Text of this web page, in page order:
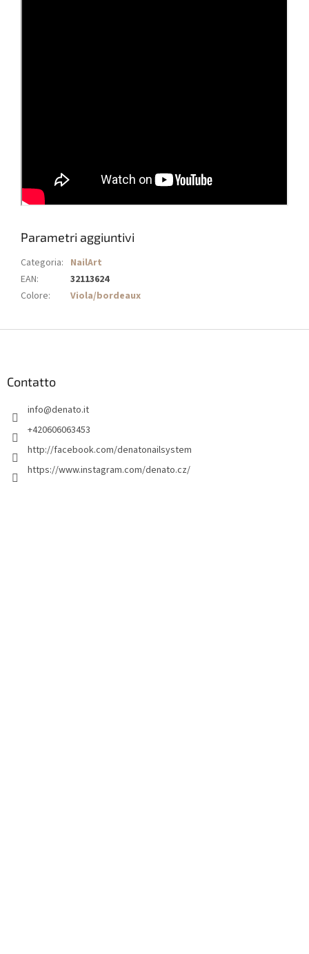
Parametri aggiuntivi
Categoria: NailArt
EAN:
32113624
Colore: Viola/bordeaux
Contatto
info@denato.it
+420606063453
http://facebook.com/denatonailsystem
https://www.instagram.com/denato.cz/